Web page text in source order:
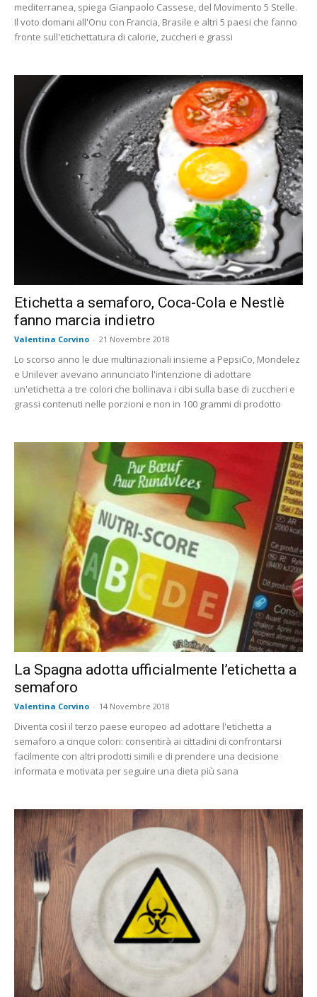
mediterranea, spiega Gianpaolo Cassese, del Movimento 5 Stelle.
Il voto domani all'Onu con Francia, Brasile e altri 5 paesi che fanno
fronte sull'etichettatura di calorie, zuccheri e grassi
Etichetta a semaforo, Coca-Cola e Nestlè
fanno marcia indietro
Valentina Corvino - 21 Novembre 2018
Lo scorso anno le due multinazionali insieme a PepsiCo, Mondelez
e Unilever avevano annunciato l'intenzione di adottare
un'etichetta a tre colori che bollinava i cibi sulla base di zuccheri e
grassi contenuti nelle porzioni e non in 100 grammi di prodotto
La Spagna adotta ufficialmente l’etichetta a
semaforo
Valentina Corvino - 14 Novembre 2018
Diventa così il terzo paese europeo ad adottare l'etichetta a
semaforo a cinque colori: consentirà ai cittadini di confrontarsi
facilmente con altri prodotti simili e di prendere una decisione
informata e motivata per seguire una dieta più sana